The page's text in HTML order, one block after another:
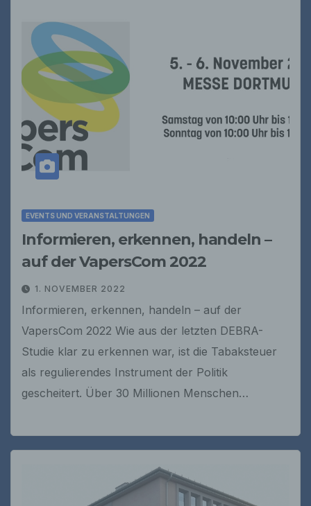
EVENTS UND VERANSTALTUNGEN
Informieren, erkennen, handeln –
auf der VapersCom 2022
1. NOVEMBER 2022
Informieren, erkennen, handeln – auf der
VapersCom 2022 Wie aus der letzten DEBRA-
Studie klar zu erkennen war, ist die Tabaksteuer
als regulierendes Instrument der Politik
gescheitert. Über 30 Millionen Menschen…